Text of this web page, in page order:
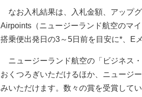
なお入札結果は、入札金額、アップ
Airpoints（ニュージーランド航空のマ
搭乗便出発日の3～5日前を目安に*、E
ニュージーランド航空の「ビジネス
おくつろぎいただけるほか、ニュージ
みいただけます。数々の賞を受賞して